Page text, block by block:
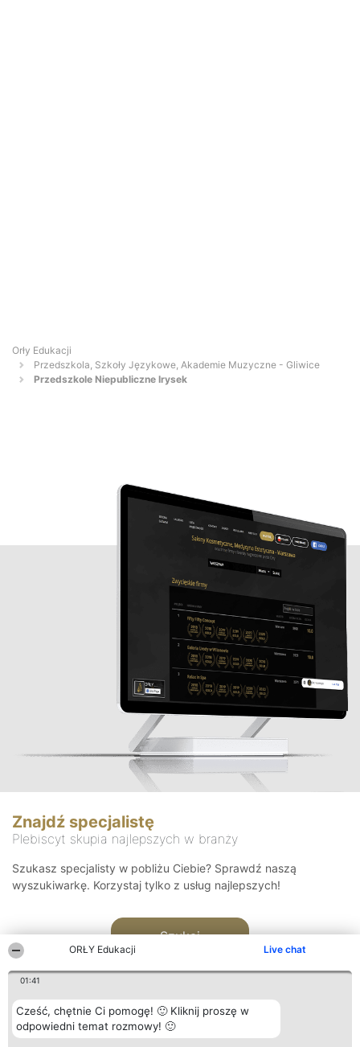
ORŁY Edukacji Live chat
01:41
Cześć, chętnie Ci pomogę! 🙂 Kliknij proszę w
odpowiedni temat rozmowy! 🙂
Orły Edukacji
Przedszkola, Szkoły Językowe, Akademie Muzyczne - Gliwice
Przedszkole Niepubliczne Irysek
Znajdź specjalistę
Plebiscyt skupia najlepszych w branży
Szukasz specjalisty w pobliżu Ciebie? Sprawdź naszą
wyszukiwarkę. Korzystaj tylko z usług najlepszych!
Szukaj